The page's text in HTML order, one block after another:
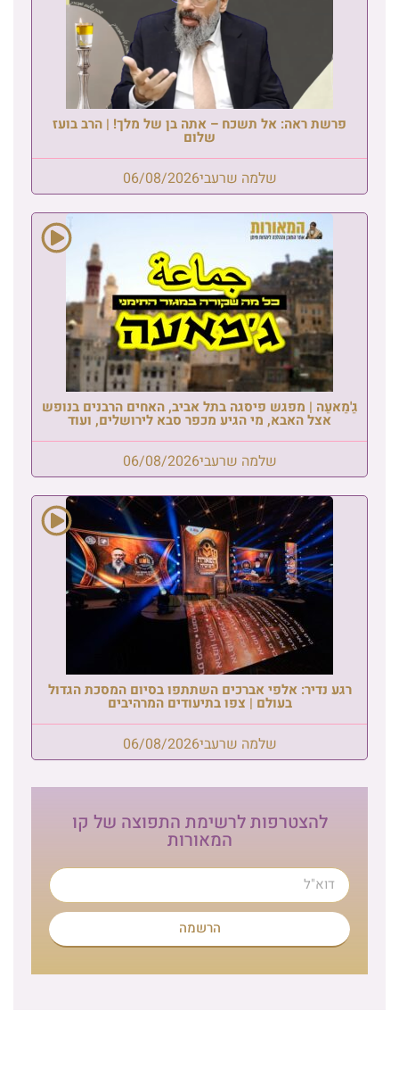
פרשת ראה: אל תשכח – אתה בן של מלך! | הרב בועז
שלום
שלמה שרעבי06/08/2026
גַ'מַאעַה | מפגש פיסגה בתל אביב, האחים הרבנים בנופש
אצל האבא, מי הגיע מכפר סבא לירושלים, ועוד
שלמה שרעבי06/08/2026
רגע נדיר: אלפי אברכים השתתפו בסיום המסכת הגדול
בעולם | צפו בתיעודים המרהיבים
שלמה שרעבי06/08/2026
להצטרפות לרשימת התפוצה של קו
המאורות
הרשמה